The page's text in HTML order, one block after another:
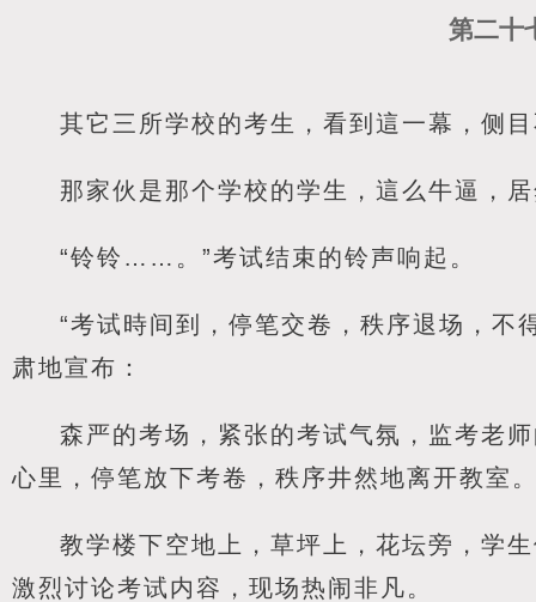
第二十
其它三所学校的考生，看到這一幕，侧
那家伙是那个学校的学生，這么牛逼，
“铃铃……。”考试结束的铃声响起。
“考试時间到，停笔交卷，秩序退场，不
肃地宣布：
森严的考场，紧张的考试气氛，监考老
心里，停笔放下考卷，秩序井然地离开教室
教学楼下空地上，草坪上，花坛旁，学
激烈讨论考试内容，现场热闹非凡。